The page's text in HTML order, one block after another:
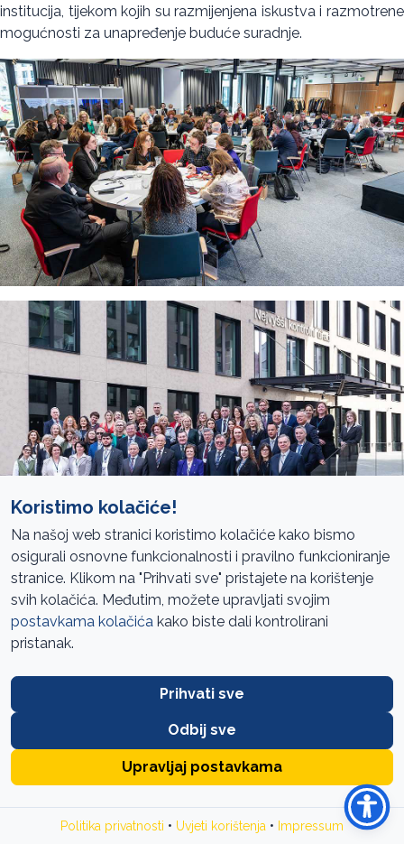
institucija, tijekom kojih su razmijenjena iskustva i razmotrene
mogućnosti za unapređenje buduće suradnje.
Sarajevo, 6.2.2026.
Ured za reviziju institucija BiH upućuje javni poziv za
prikupljanje prijedloga tema koje bi mogle biti uključene u
godišnji plan revizija učinka.
Cilj poziva je razvijanje participativnog pristupa planiranju
revizijskog procesa kroz konzultacije sa organizacijama
civilnog društva, nevladinim organizacijama, strukovnim
udruženjima i drugim zainteresiranim osobama.
Prijedloge mogu dostaviti sve registrirane organizacije i
zainteresirane osobe iz BiH.
Koristimo kolačiće!
Na našoj web stranici koristimo kolačiće kako bismo
osigurali osnovne funkcionalnosti i pravilno funkcioniranje
stranice. Klikom na "Prihvati sve" pristajete na korištenje
svih kolačića. Međutim, možete upravljati svojim
postavkama kolačića kako biste dali kontrolirani
pristanak.
Prihvati sve
Odbij sve
Upravljaj postavkama
Politika privatnosti • Uvjeti korištenja • Impressum